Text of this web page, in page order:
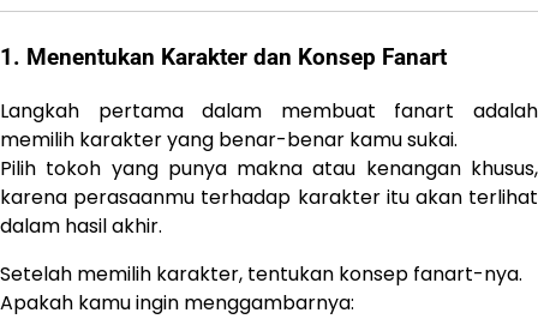
1. Menentukan Karakter dan Konsep Fanart
Langkah pertama dalam membuat fanart adalah
memilih karakter yang benar-benar kamu sukai.
Pilih tokoh yang punya makna atau kenangan khusus,
karena perasaanmu terhadap karakter itu akan terlihat
dalam hasil akhir.
Setelah memilih karakter, tentukan konsep fanart-nya.
Apakah kamu ingin menggambarnya: